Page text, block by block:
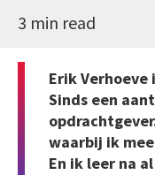
3 min read
Erik Verhoeve
Sinds een
waarbij ik
En ik leer na